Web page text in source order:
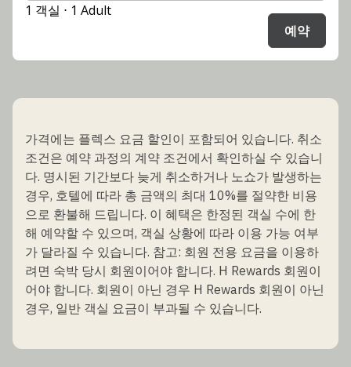
1 객실 ⋅ 1 Adult
예약
가격에는 플렉스 요금 할인이 포함되어 있습니다. 취소
조건은 예약 과정의 계약 조건에서 확인하실 수 있습니
다. 명시된 기간보다 늦게 취소하거나 노쇼가 발생하는
경우, 호텔에 따라 총 금액의 최대 10%를 절약한 비용
으로 환불해 드립니다. 이 혜택은 한정된 객실 수에 한
해 예약할 수 있으며, 객실 상황에 따라 이용 가능 여부
가 달라질 수 있습니다. 참고: 회원 전용 요금을 이용하
려면 숙박 당시 회원이어야 합니다. H Rewards 회원이
어야 합니다. 회원이 아닌 경우 H Rewards 회원이 아닌
경우, 일반 객실 요금이 부과될 수 있습니다.